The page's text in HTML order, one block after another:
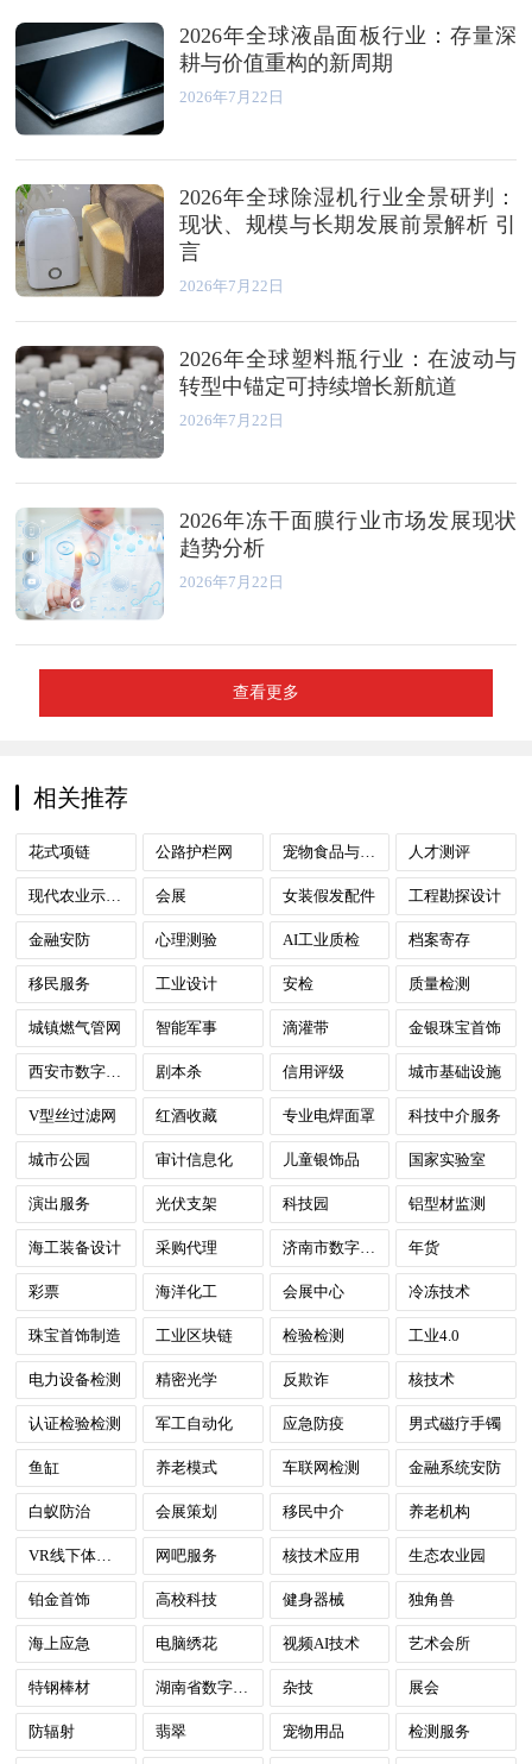
2026年全球液晶面板行业：存量深
耕与价值重构的新周期
2026年7月22日
2026年全球除湿机行业全景研判：
现状、规模与长期发展前景解析 引
言
2026年7月22日
2026年全球塑料瓶行业：在波动与
转型中锚定可持续增长新航道
2026年7月22日
2026年冻干面膜行业市场发展现状
趋势分析
2026年7月22日
查看更多
相关推荐
花式项链 公路护栏网 宠物食品与用品 人才测评
会展 女装假发配件 工程勘探设计
金融安防 心理测验 AI工业质检 档案寄存
移民服务 工业设计 安检 质量检测
城镇燃气管网 智能军事 滴灌带 金银珠宝首饰
剧本杀 信用评级 城市基础设施
V型丝过滤网 红酒收藏 专业电焊面罩 科技中介服务
城市公园 审计信息化 儿童银饰品 国家实验室
演出服务 光伏支架 科技园 铝型材监测
海工装备设计 采购代理 济南市数字政府 年货
彩票 海洋化工 会展中心 冷冻技术
珠宝首饰制造 工业区块链 检验检测 工业4.0
电力设备检测 精密光学 反欺诈 核技术
认证检验检测 军工自动化 应急防疫 男式磁疗手镯
鱼缸 养老模式 车联网检测 金融系统安防
白蚁防治 会展策划 移民中介 养老机构
网吧服务 核技术应用 生态农业园
铂金首饰 高校科技 健身器械 独角兽
海上应急 电脑绣花 视频AI技术 艺术会所
特钢棒材 湖南省数字政府 杂技 展会
防辐射 翡翠 宠物用品 检测服务